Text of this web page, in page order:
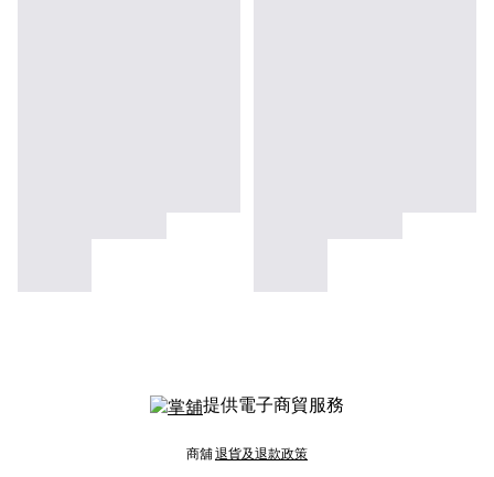
提供電子商貿服務
商舖退貨及退款政策